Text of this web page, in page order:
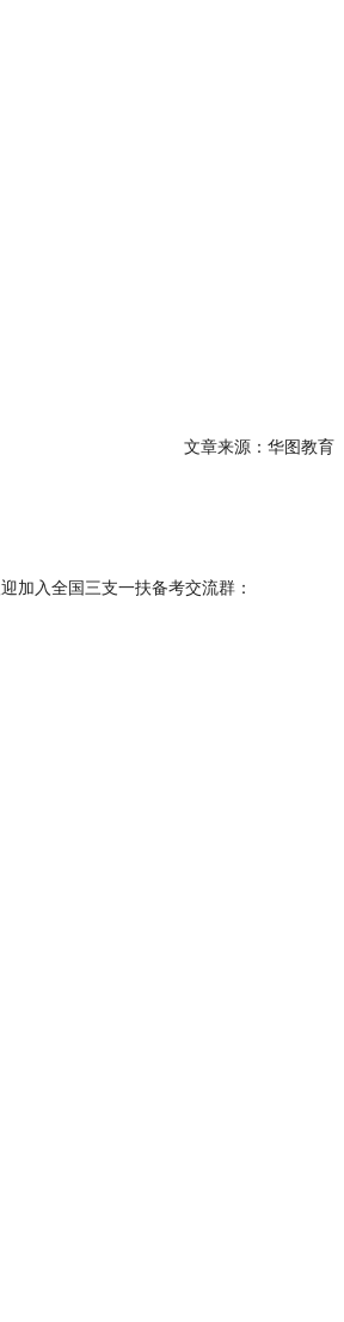
文章来源：华图教育
加入全国三支一扶备考交流群：